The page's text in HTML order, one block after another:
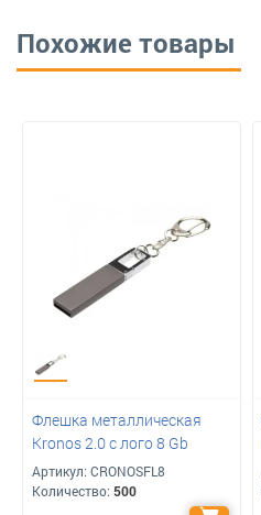
Похожие товары
Флешка металлическая
Kronos 2.0 с лого 8 Gb
Артикул: CRONOSFL8
Количество: 500